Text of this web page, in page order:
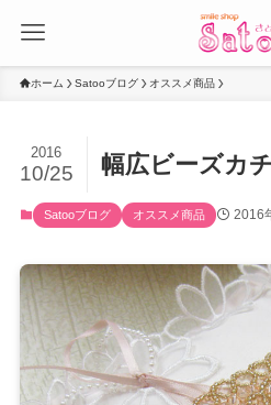
ホーム Satooブログ オススメ商品
幅広ビーズカ
2016
10/25
Satooブログ オススメ商品 2016